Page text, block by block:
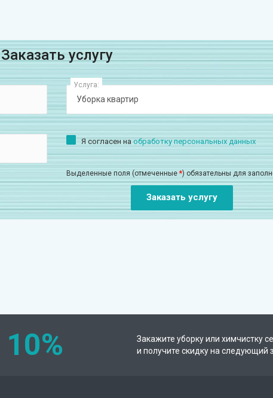
Заказать услугу
Услуга:
Я согласен на обработку персональных данных
Выделенные поля (отмеченные *) обязательны для
10%
Закажите уборку или химчистку
и получите скидку на следующий